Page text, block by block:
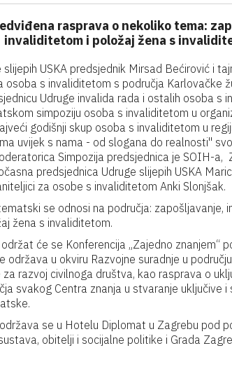
rasprava o nekoliko tema:
invaliditetom i položaj žena s
slijepih USKA predsjednik Mirsad Bećirović i
osoba s invaliditetom s područja Karlovačke
Udruge invalida rada i ostalih osoba s
simpoziju osoba s invaliditetom u
godišnji skup osoba s invaliditetom u
uvijek s nama - od slogana do realnosti"
Simpozija predsjednica je SOIH-
predsjednica Udruge slijepih USKA
za osobe s invaliditetom Anki Slonjšak.
se odnosi na područja: zapošljavanje,
žena s invaliditetom.
će se Konferencija „Zajedno znanjem“
održava u okviru Razvojne suradnje u
razvoj civilnoga društva, kao rasprava o
svakog Centra znanja u stvaranje uključive
se u Hotelu Diplomat u Zagrebu pod
obitelji i socijalne politike i Grada